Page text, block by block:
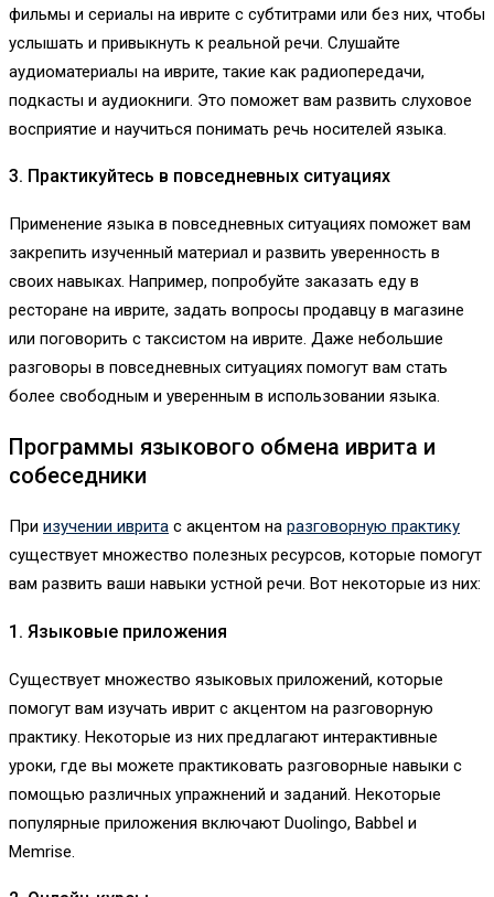
фильмы и сериалы на иврите с субтитрами или без них, чтобы
услышать и привыкнуть к реальной речи. Слушайте
аудиоматериалы на иврите, такие как радиопередачи,
подкасты и аудиокниги. Это поможет вам развить слуховое
восприятие и научиться понимать речь носителей языка.
3. Практикуйтесь в повседневных ситуациях
Применение языка в повседневных ситуациях поможет вам
закрепить изученный материал и развить уверенность в
своих навыках. Например, попробуйте заказать еду в
ресторане на иврите, задать вопросы продавцу в магазине
или поговорить с таксистом на иврите. Даже небольшие
разговоры в повседневных ситуациях помогут вам стать
более свободным и уверенным в использовании языка.
Программы языкового обмена иврита и
собеседники
При изучении иврита с акцентом на разговорную практику
существует множество полезных ресурсов, которые помогут
вам развить ваши навыки устной речи. Вот некоторые из них:
1. Языковые приложения
Существует множество языковых приложений, которые
помогут вам изучать иврит с акцентом на разговорную
практику. Некоторые из них предлагают интерактивные
уроки, где вы можете практиковать разговорные навыки с
помощью различных упражнений и заданий. Некоторые
популярные приложения включают Duolingo, Babbel и
Memrise.